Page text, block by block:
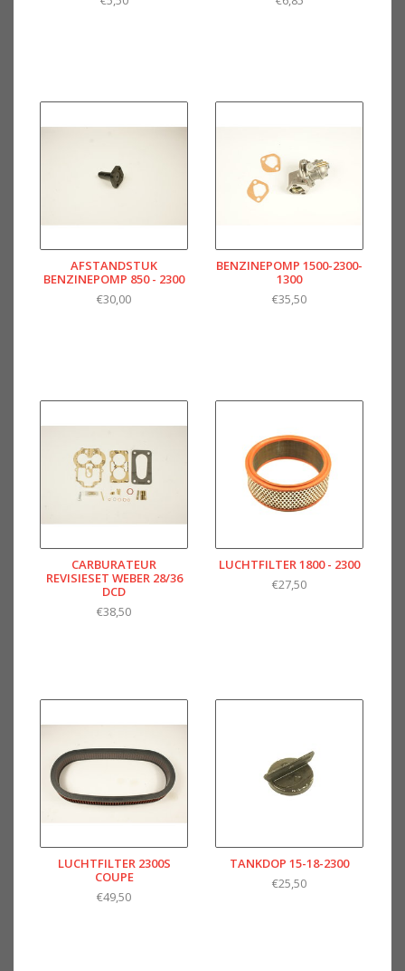
AFSTANDSTUK
BENZINEPOMP 850 - 2300
€30,00
BENZINEPOMP 1500-2300-
1300
€35,50
CARBURATEUR
REVISIESET WEBER 28/36
DCD
€38,50
LUCHTFILTER 1800 - 2300
€27,50
LUCHTFILTER 2300S
COUPE
€49,50
TANKDOP 15-18-2300
€25,50